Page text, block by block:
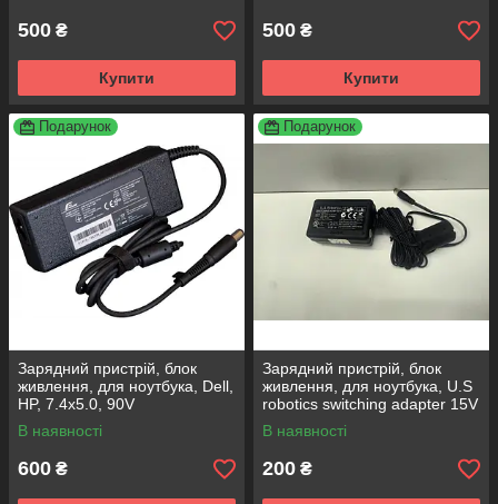
500 ₴
Купити
500 ₴
Купити
Подарунок
Зарядний пристрій, блок
живлення, для ноутбука, Dell,
HP, 7.4x5.0, 90V
В наявності
600 ₴
Подарунок
Зарядний пристрій, блок
живлення, для ноутбука, U.S
robotics switching adapter 15V
1А
В наявності
200 ₴